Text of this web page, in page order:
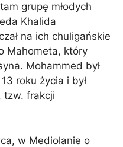
grupę młodych
Khalida
na ich chuligańskie
Mahometa, który
Mohammed był
roku życia i był
tzw. frakcji
w Mediolanie o